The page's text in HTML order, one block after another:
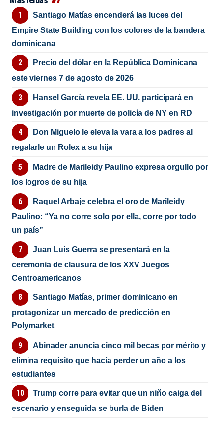
Santiago Matías encenderá las luces del
Empire State Building con los colores de la bandera
dominicana
Precio del dólar en la República Dominicana
este viernes 7 de agosto de 2026
Hansel García revela EE. UU. participará en
investigación por muerte de policía de NY en RD
Don Miguelo le eleva la vara a los padres al
regalarle un Rolex a su hija
Madre de Marileidy Paulino expresa orgullo por
los logros de su hija
Raquel Arbaje celebra el oro de Marileidy
Paulino: “Ya no corre solo por ella, corre por todo
un país”
Juan Luis Guerra se presentará en la
ceremonia de clausura de los XXV Juegos
Centroamericanos
Santiago Matías, primer dominicano en
protagonizar un mercado de predicción en
Polymarket
Abinader anuncia cinco mil becas por mérito y
elimina requisito que hacía perder un año a los
estudiantes
Trump corre para evitar que un niño caiga del
escenario y enseguida se burla de Biden